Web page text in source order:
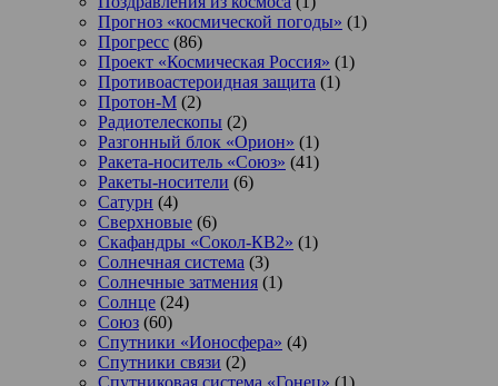
Прогноз «космической погоды» (1)
Прогресс (86)
Проект «Космическая Россия» (1)
Противоастероидная защита (1)
Протон-М (2)
Радиотелескопы (2)
Разгонный блок «Орион» (1)
Ракета-носитель «Союз» (41)
Ракеты-носители (6)
Сатурн (4)
Сверхновые (6)
Скафандры «Сокол-КВ2» (1)
Солнечная система (3)
Солнечные затмения (1)
Солнце (24)
Союз (60)
Спутники «Ионосфера» (4)
Спутники связи (2)
Спутниковая система «Гонец» (1)